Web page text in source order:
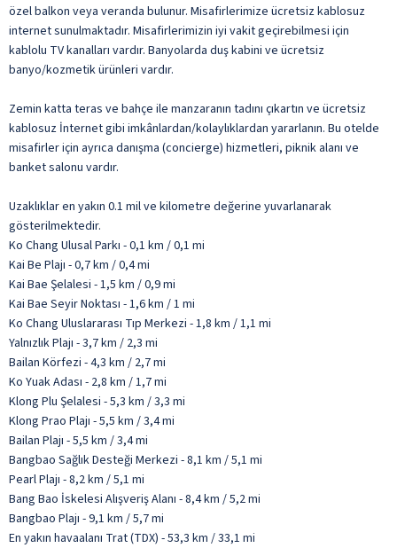
özel balkon veya veranda bulunur. Misafirlerimize ücretsiz kablosuz
internet sunulmaktadır. Misafirlerimizin iyi vakit geçirebilmesi için
kablolu TV kanalları vardır. Banyolarda duş kabini ve ücretsiz
banyo/kozmetik ürünleri vardır.
Zemin katta teras ve bahçe ile manzaranın tadını çıkartın ve ücretsiz
kablosuz İnternet gibi imkânlardan/kolaylıklardan yararlanın. Bu otelde
misafirler için ayrıca danışma (concierge) hizmetleri, piknik alanı ve
banket salonu vardır.
Uzaklıklar en yakın 0.1 mil ve kilometre değerine yuvarlanarak
gösterilmektedir.
Ko Chang Ulusal Parkı - 0,1 km / 0,1 mi
Kai Be Plajı - 0,7 km / 0,4 mi
Kai Bae Şelalesi - 1,5 km / 0,9 mi
Kai Bae Seyir Noktası - 1,6 km / 1 mi
Ko Chang Uluslararası Tıp Merkezi - 1,8 km / 1,1 mi
Yalnızlık Plajı - 3,7 km / 2,3 mi
Bailan Körfezi - 4,3 km / 2,7 mi
Ko Yuak Adası - 2,8 km / 1,7 mi
Klong Plu Şelalesi - 5,3 km / 3,3 mi
Klong Prao Plajı - 5,5 km / 3,4 mi
Bailan Plajı - 5,5 km / 3,4 mi
Bangbao Sağlık Desteği Merkezi - 8,1 km / 5,1 mi
Pearl Plajı - 8,2 km / 5,1 mi
Bang Bao İskelesi Alışveriş Alanı - 8,4 km / 5,2 mi
Bangbao Plajı - 9,1 km / 5,7 mi
En yakın havaalanı Trat (TDX) - 53,3 km / 33,1 mi